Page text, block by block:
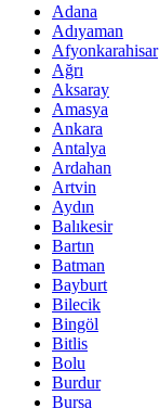
Adana
Adıyaman
Afyonkarahisar
Ağrı
Aksaray
Amasya
Ankara
Antalya
Ardahan
Artvin
Aydın
Balıkesir
Bartın
Batman
Bayburt
Bilecik
Bingöl
Bitlis
Bolu
Burdur
Bursa